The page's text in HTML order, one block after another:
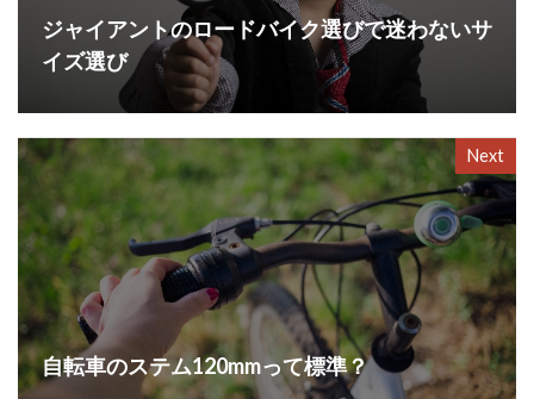
ジャイアントのロードバイク選びで迷わないサ
イズ選び
Next
自転車のステム120mmって標準？